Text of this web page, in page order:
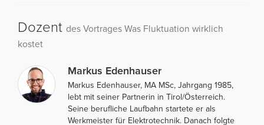
Dozent des Vortrages Was Fluktuation wirklich
kostet
Markus Edenhauser
Markus Edenhauser, MA MSc, Jahrgang 1985,
lebt mit seiner Partnerin in Tirol/Österreich.
Seine berufliche Laufbahn startete er als
Werkmeister für Elektrotechnik. Danach folgte